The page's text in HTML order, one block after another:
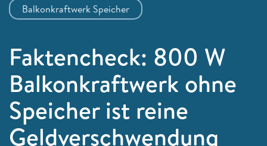
Balkonkraftwerk Speicher
Faktencheck: 800 W
Balkonkraftwerk ohne
Speicher ist reine
Geldverschwendung